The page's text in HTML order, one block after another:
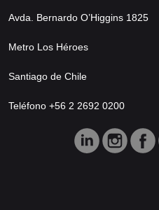
Avda. Bernardo O’Higgins 1825
Metro Los Héroes
Santiago de Chile
Teléfono +56 2 2692 0200